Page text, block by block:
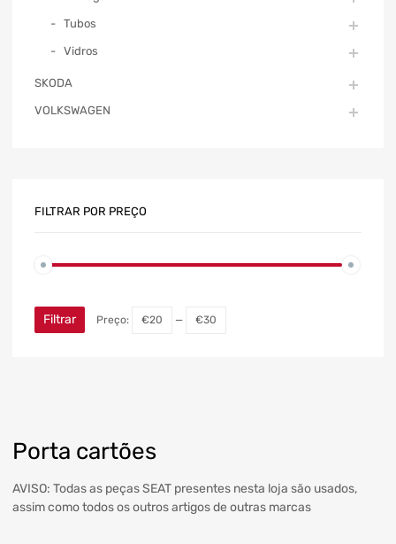
Porta cartões
AVISO: Todas as peças SEAT presentes nesta loja são usados,
assim como todos os outros artigos de outras marcas
Tubos
Vidros
SKODA
VOLKSWAGEN
FILTRAR POR PREÇO
Filtrar Preço: €20 — €30